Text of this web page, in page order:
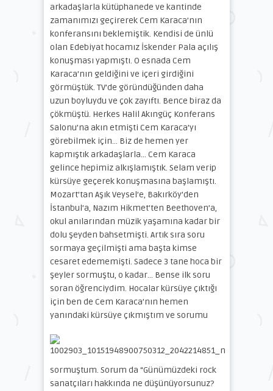
arkadaşlarla kütüphanede ve kantinde
zamanımızı geçirerek Cem Karaca’nın
konferansını beklemiştik. Kendisi de ünlü
olan Edebiyat hocamız İskender Pala açılış
konuşması yapmıştı. O esnada Cem
Karaca’nın geldiğini ve içeri girdiğini
görmüştük. TV’de göründüğünden daha
uzun boyluydu ve çok zayıftı. Bence biraz da
çökmüştü. Herkes Halil Akıngüç Konferans
Salonu’na akın etmişti Cem Karaca’yı
görebilmek için… Biz de hemen yer
kapmıştık arkadaşlarla… Cem Karaca
gelince hepimiz alkışlamıştık. Selam verip
kürsüye geçerek konuşmasına başlamıştı.
Mozart’tan Aşık Veysel’e, Bakırköy’den
İstanbul’a, Nazım Hikmet’ten Beethoven’a,
okul anılarından müzik yaşamına kadar bir
dolu şeyden bahsetmişti. Artık sıra soru
sormaya geçilmişti ama başta kimse
cesaret edememişti. Sadece 3 tane hoca bir
şeyler sormuştu, o kadar… Bense ilk soru
soran öğrenciydim. Hocalar kürsüye çıktığı
için ben de Cem Karaca’nın hemen
yanındaki kürsüye çıkmıştım ve sorumu
sormuştum. Sorum da “Günümüzdeki rock
sanatçıları hakkında ne düşünüyorsunuz?